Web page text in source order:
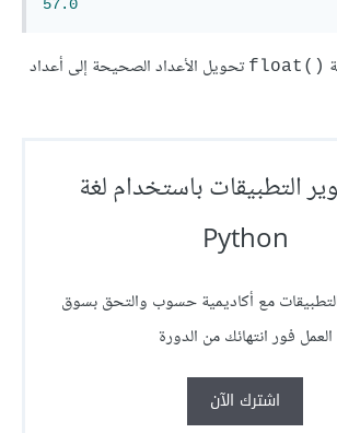
57.0
float() ‎ تحويل الأعداد الصحيحة إلى أعداد
التطبيقات باستخدام لغة
Python
مع أكاديمية حسوب والتحق بسوق
العمل فور انتهائك من الدورة
اشترك الآن